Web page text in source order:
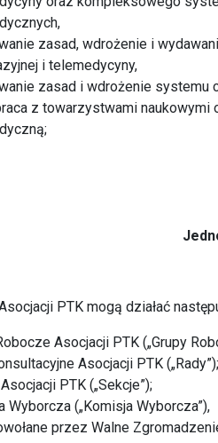
zasad, wdrożenie i
i telemedycyny,
zasad i wdrożenie systemu
z towarzystwami
PTK mogą działać
Asocjacji PTK („Grupy
Asocjacji PTK („Rady”);
PTK („Sekcje”);
Wyborcza („Komisja Wyborcza”),
przez Walne